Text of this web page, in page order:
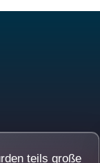
teils große